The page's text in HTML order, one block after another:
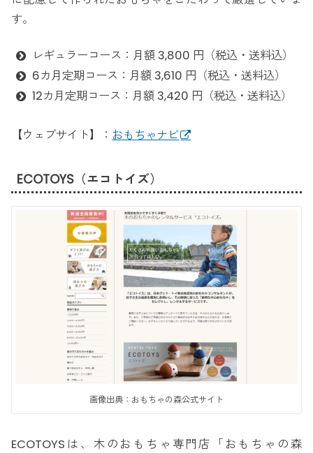
す。
レギュラーコース：月額 3,800 円（税込・送料込）
6カ月定期コース：月額 3,610 円（税込・送料込）
12カ月定期コース：月額 3,420 円（税込・送料込）
【ウェブサイト】： おもちゃナビ
ECOTOYS（エコトイズ）
画像出典：おもちゃの森公式サイト
ECOTOYSは、木のおもちゃ専門店「おもちゃの森